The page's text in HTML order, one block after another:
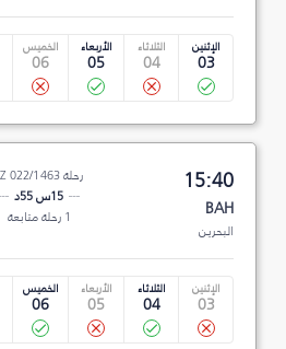
الإثنين
03
الثلاثاء
04
الأربعاء
05
الخميس
06
15:40
BAH
البحرين
رحلة FZ 022/1463
15س 55د
1 رحلة متابعة
الإثنين
03
الثلاثاء
04
الأربعاء
05
الخميس
06